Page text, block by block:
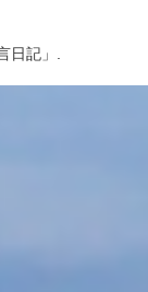
記」.